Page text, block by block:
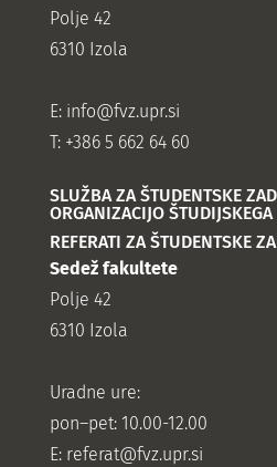
Polje 42
6310 Izola
E: info@fvz.upr.si
T: +386 5 662 64 60
SLUŽBA ZA ŠTUDENTSKE
ORGANIZACIJO ŠTUDIJSKEGA
REFERATI ZA ŠTUDENTSKE
Sedež fakultete
Polje 42
6310 Izola
Uradne ure:
pon–pet: 10.00-12.00
E: referat@fvz.upr.si